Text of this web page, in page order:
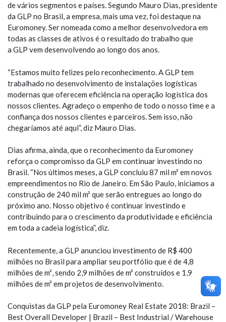
de vários segmentos e países. Segundo Mauro Dias, presidente
da GLP no Brasil, a empresa, mais uma vez, foi destaque na
Euromoney. Ser nomeada como a melhor desenvolvedora em
todas as classes de ativos é o resultado do trabalho que
a GLP vem desenvolvendo ao longo dos anos.
“Estamos muito felizes pelo reconhecimento. A GLP tem
trabalhado no desenvolvimento de instalações logísticas
modernas que oferecem eficiência na operação logística dos
nossos clientes. Agradeço o empenho de todo o nosso time e a
confiança dos nossos clientes e parceiros. Sem isso, não
chegaríamos até aqui”, diz Mauro Dias.
Dias afirma, ainda, que o reconhecimento da Euromoney
reforça o compromisso da GLP em continuar investindo no
Brasil. “Nos últimos meses, a GLP concluiu 87 mil m² em novos
empreendimentos no Rio de Janeiro. Em São Paulo, iniciamos a
construção de 240 mil m² que serão entregues ao longo do
próximo ano. Nosso objetivo é continuar investindo e
contribuindo para o crescimento da produtividade e eficiência
em toda a cadeia logística”, diz.
Recentemente, a GLP anunciou investimento de R$ 400
milhões no Brasil para ampliar seu portfólio que é de 4,8
milhões de m², sendo 2,9 milhões de m² construídos e 1,9
milhões de m² em projetos de desenvolvimento.
Conquistas da GLP pela Euromoney Real Estate 2018: Brazil –
Best Overall Developer | Brazil – Best Industrial / Warehouse